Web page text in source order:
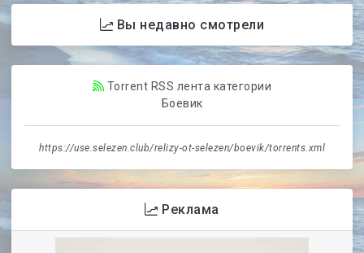
Вы недавно смотрели
Torrent RSS лента категории
Боевик
https://use.selezen.club/relizy-ot-selezen/boevik/torrents.xml
Реклама